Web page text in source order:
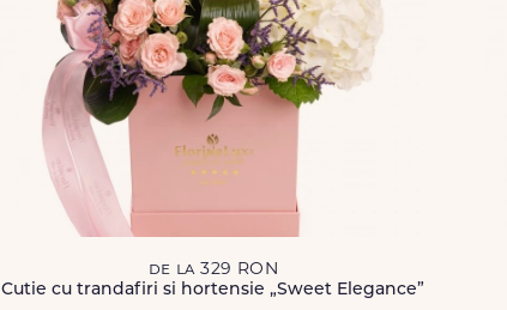
de la 329 RON
Cutie cu trandafiri si hortensie „Sweet Elegance”